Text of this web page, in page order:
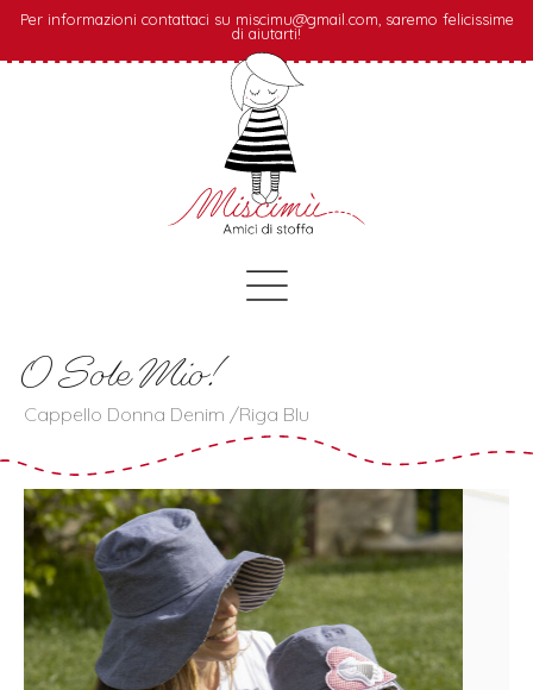
Per informazioni contattaci su miscimu@gmail.com, saremo felicissime
di aiutarti!
O Sole Mio!
Cappello Donna Denim /Riga Blu